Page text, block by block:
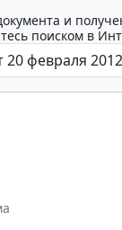
и
поиском в